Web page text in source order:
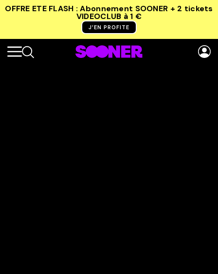
OFFRE ETE FLASH : Abonnement SOONER + 2 tickets
VIDEOCLUB à 1 €
J’EN PROFITE